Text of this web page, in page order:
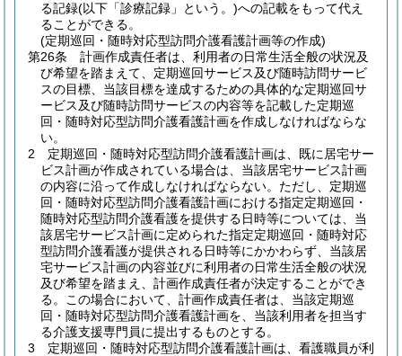
る記録(以下「診療記録」という。)への記載をもって代え
ることができる。
(定期巡回・随時対応型訪問介護看護計画等の作成)
第26条
計画作成責任者は、利用者の日常生活全般の状況及
び希望を踏まえて、定期巡回サービス及び随時訪問サービ
スの目標、当該目標を達成するための具体的な定期巡回サ
ービス及び随時訪問サービスの内容等を記載した定期巡
回・随時対応型訪問介護看護計画を作成しなければならな
い。
2
定期巡回・随時対応型訪問介護看護計画は、既に居宅サー
ビス計画が作成されている場合は、当該居宅サービス計画
の内容に沿って作成しなければならない。 ただし、定期巡
回・随時対応型訪問介護看護計画における指定定期巡回・
随時対応型訪問介護看護を提供する日時等については、当
該居宅サービス計画に定められた指定定期巡回・随時対応
型訪問介護看護が提供される日時等にかかわらず、当該居
宅サービス計画の内容並びに利用者の日常生活全般の状況
及び希望を踏まえ、計画作成責任者が決定することができ
る。
この場合において、計画作成責任者は、当該定期巡
回・随時対応型訪問介護看護計画を、当該利用者を担当す
る介護支援専門員に提出するものとする。
3
定期巡回・随時対応型訪問介護看護計画は、看護職員が利